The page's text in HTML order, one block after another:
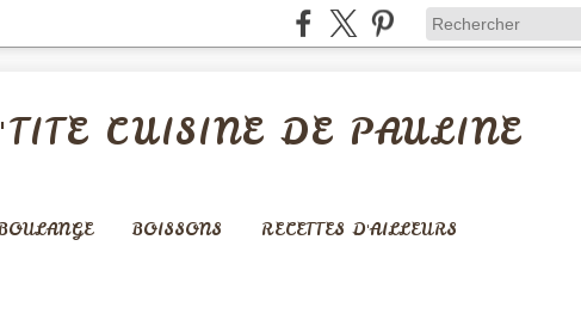
CUISINE DE PAULINE
BOISSONS RECETTES D'AILLEURS